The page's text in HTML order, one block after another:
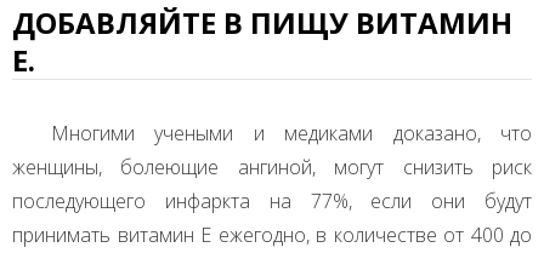
ДОБАВЛЯЙТЕ В ПИЩУ ВИТАМИН
Е.
Многими учеными и медиками доказано, что
женщины, болеющие ангиной, могут снизить риск
последующего инфаркта на 77%, если они будут
принимать витамин Е ежегодно, в количестве от 400 до